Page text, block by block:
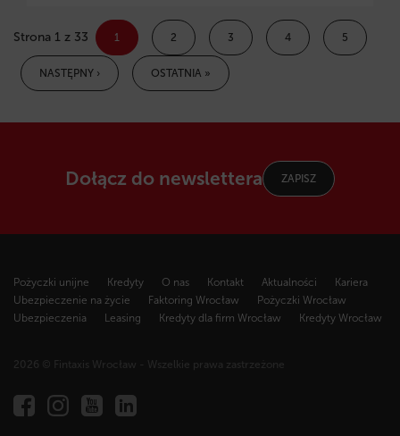
Strona 1 z 33 1 2 3 4 5
NASTĘPNY › OSTATNIA »
Dołącz do newslettera ZAPISZ
Pożyczki unijne Kredyty O nas Kontakt Aktualności
Kariera
Ubezpieczenie na życie
Faktoring Wrocław
Pożyczki Wrocław
Ubezpieczenia
Leasing Kredyty dla firm Wrocław Kredyty Wrocław
2026 © Fintaxis Wrocław - Wszelkie prawa zastrzeżone